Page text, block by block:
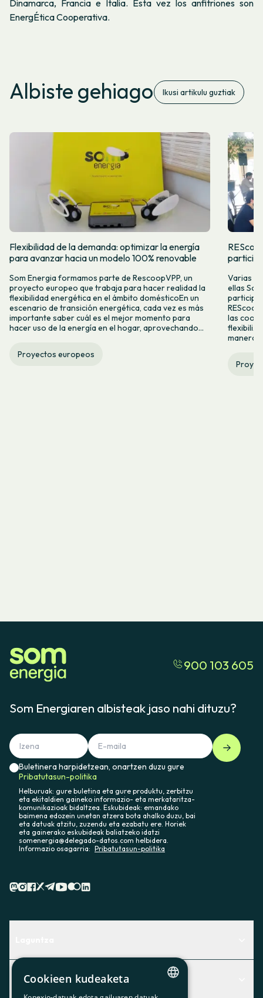
Dinamarca, Francia e Italia. Esta vez los anfitriones son
EnergÉtica Cooperativa.
Albiste gehiago Ikusi artikulu guztiak
Flexibilidad de la demanda: optimizar la energía
para avanzar hacia un modelo 100% renovable
Som Energia formamos parte de RescoopVPP, un
proyecto europeo que trabaja para hacer realidad la
flexibilidad energética en el ámbito domésticoEn un
escenario de transición energética, cada vez es más
importante saber cuál es el mejor momento para
hacer uso de la energía en el hogar, aprovechando...
Proyectos europeos
Varias
ellas
las
manera,
900 103 605
Som Energiaren albisteak jaso nahi dituzu?
Buletinera harpidetzean, onartzen duzu gure
Pribatutasun-politika
Helburuak: gure buletina eta gure produktu, zerbitzu
eta ekitaldien gaineko informazio- eta merkataritza-
komunikazioak bidaltzea. Eskubideak: emandako
baimena edozein unetan atzera bota ahalko duzu, bai
eta datuak atzitu, zuzendu eta ezabatu ere. Horiek
eta gainerako eskubideak baliatzeko idatzi
somenergia@delegado-datos.com helbidera.
Informazio osagarria: Pribatutasun-politika
Centro de Ayuda
Aurkitu zerbitzurik egokiena zuretzat
Albisteak
Cookieen kudeaketa